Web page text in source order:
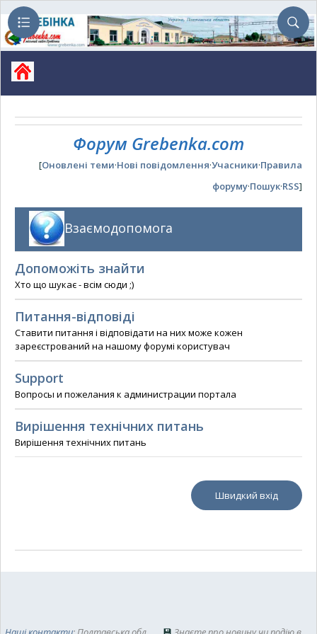
Форум Grebenka.com
[Оновлені теми·Нові повідомлення·Учасники·Правила
форуму·Пошук·RSS]
Взаємодопомога
Допоможіть знайти
Хто що шукає - всім сюди ;)
Питання-відповіді
Ставити питання і відповідати на них може кожен
зареєстрований на нашому форумі користувач
Support
Вопросы и пожелания к администрации портала
Вирішення технічних питань
Вирішення технічних питань